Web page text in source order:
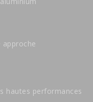
hautes performances